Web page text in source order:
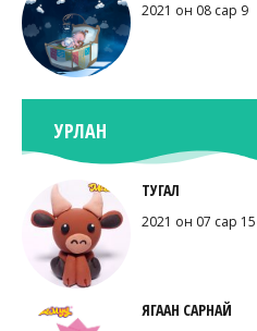
2021 он 08 сар 9
УРЛАН
ТУГАЛ
2021 он 07 сар 15
ЯГААН САРНАЙ